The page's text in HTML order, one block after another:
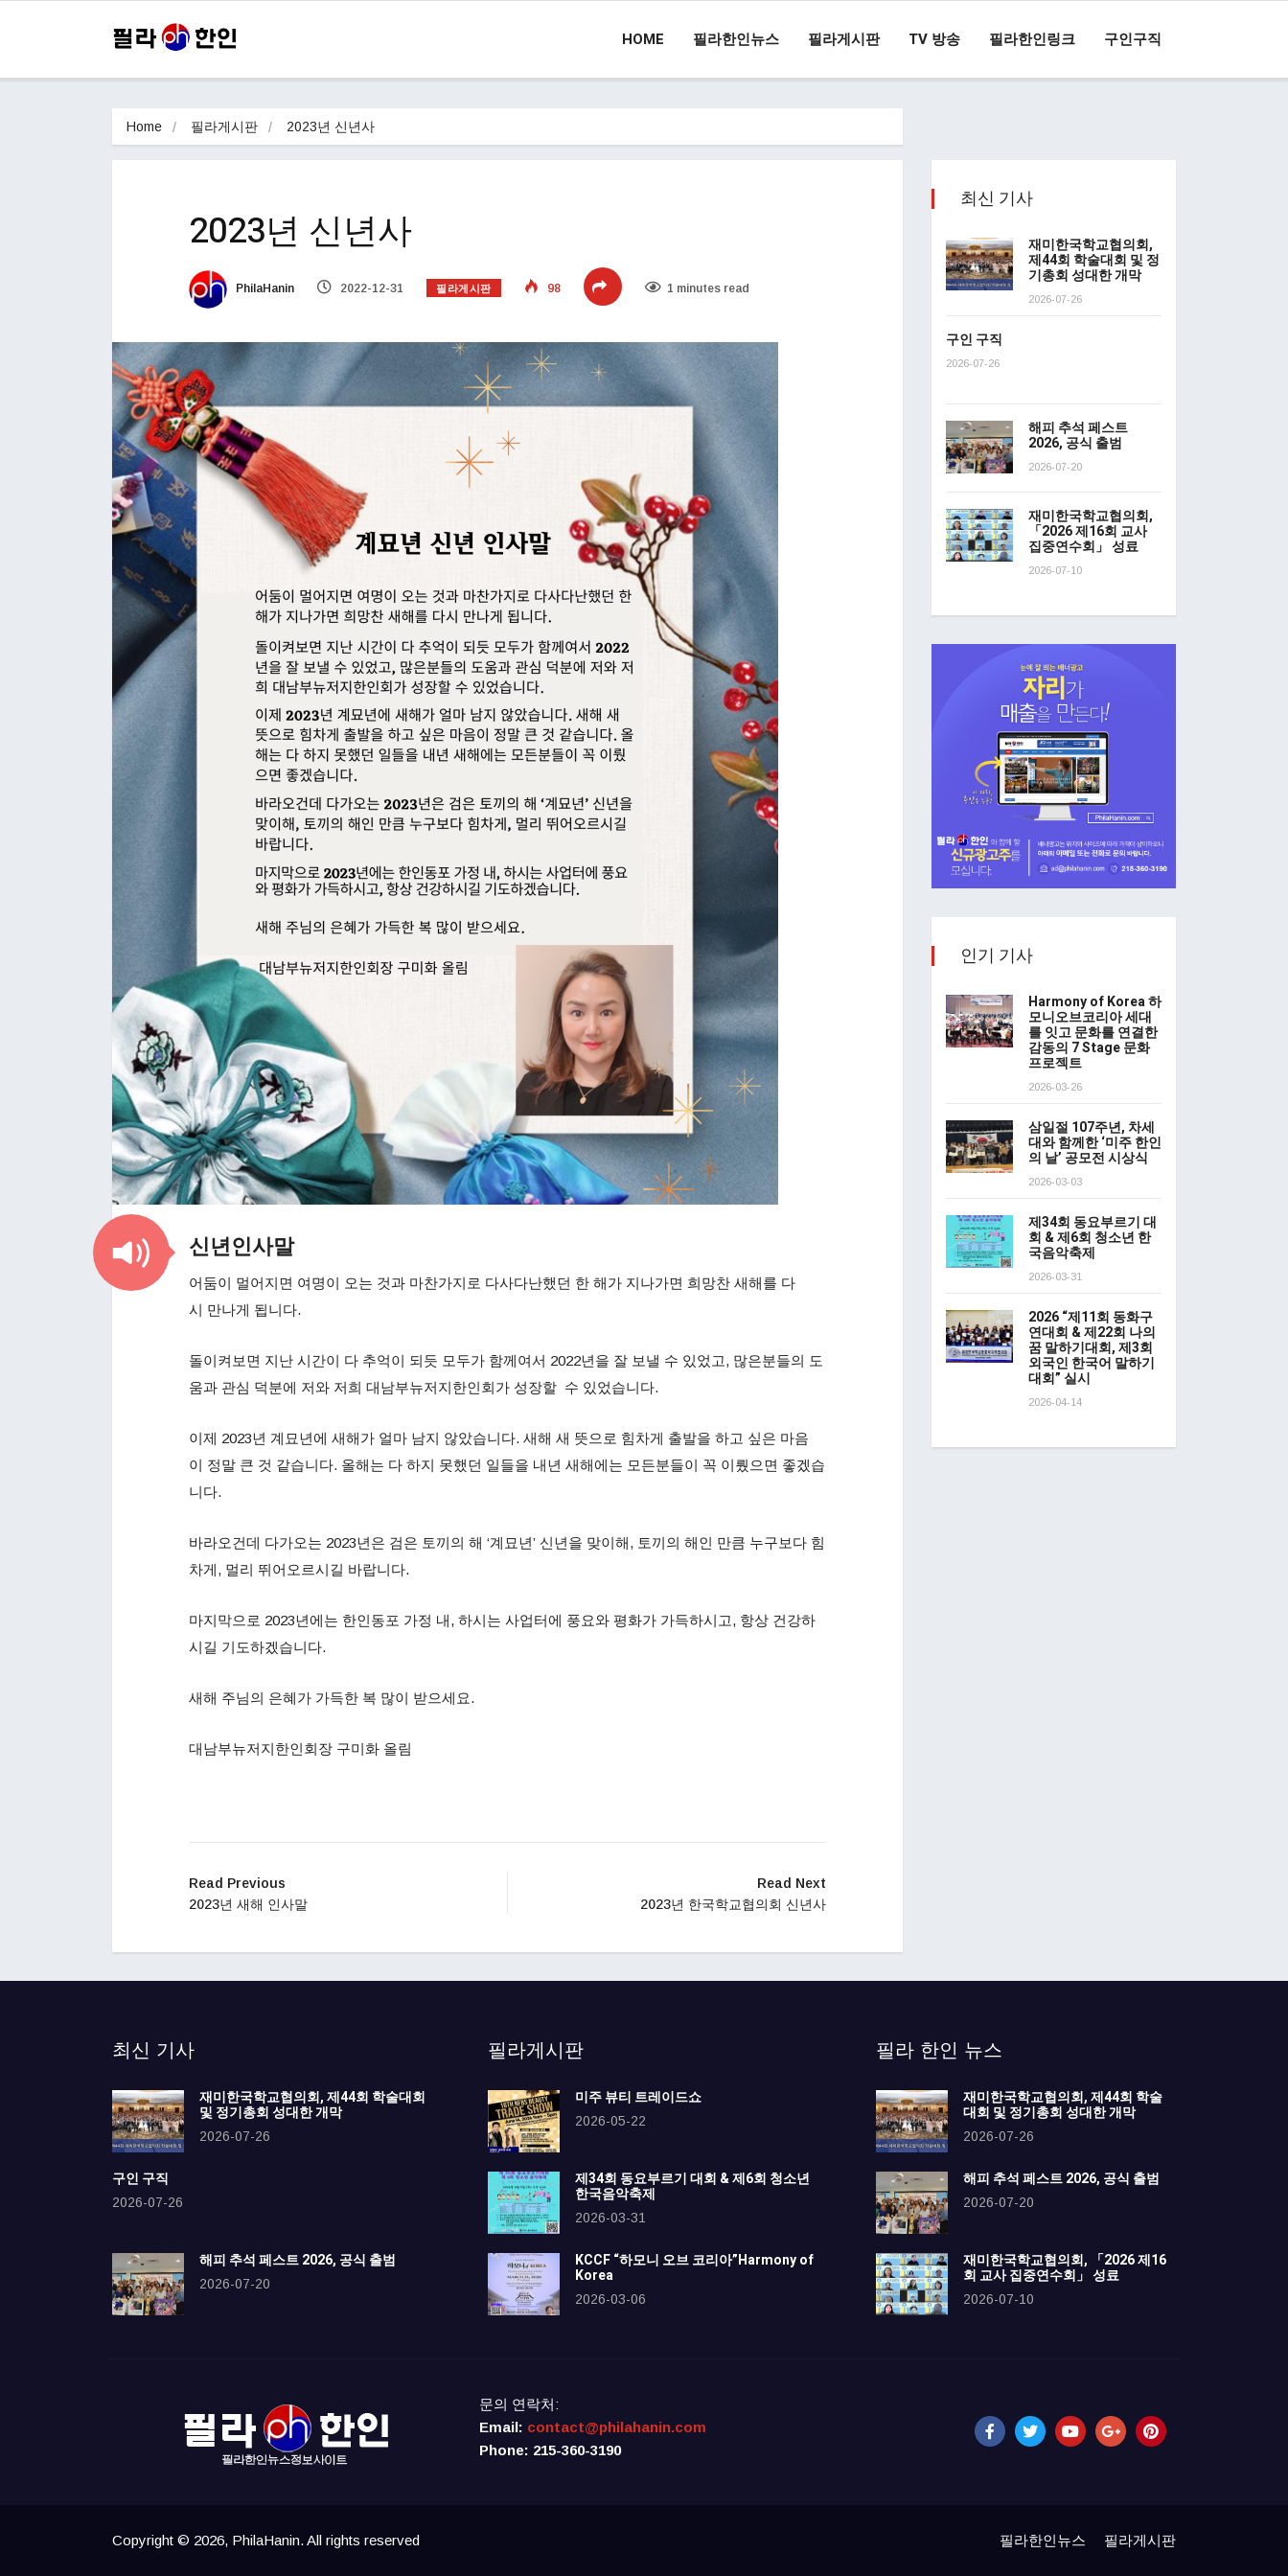
HOME 필라한인뉴스 필라게시판 TV 방송 필라한인링크 구인구직
Home 필라게시판 2023년 신년사
2023년 신년사
PhilaHanin 2022-12-31 필라게시판 98 1 minutes read
신년인사말
어둠이 멀어지면 여명이 오는 것과 마찬가지로 다사다난했던 한 해가 지나가면 희망찬 새해를 다
시 만나게 됩니다.
돌이켜보면 지난 시간이 다 추억이 되듯 모두가 함께여서 2022년을 잘 보낼 수 있었고, 많은분들의 도
움과 관심 덕분에 저와 저희 대남부뉴저지한인회가 성장할 수 있었습니다.
이제 2023년 계묘년에 새해가 얼마 남지 않았습니다. 새해 새 뜻으로 힘차게 출발을 하고 싶은 마음
이 정말 큰 것 같습니다. 올해는 다 하지 못했던 일들을 내년 새해에는 모든분들이 꼭 이뤘으면 좋겠습
니다.
바라오건데 다가오는 2023년은 검은 토끼의 해 ‘계묘년’ 신년을 맞이해, 토끼의 해인 만큼 누구보다 힘
차게, 멀리 뛰어오르시길 바랍니다.
마지막으로 2023년에는 한인동포 가정 내, 하시는 사업터에 풍요와 평화가 가득하시고, 항상 건강하
시길 기도하겠습니다.
새해 주님의 은혜가 가득한 복 많이 받으세요.
대남부뉴저지한인회장 구미화 올림
Read Previous
2023년 새해 인사말
Read Next
2023년 한국학교협의회 신년사
최신 기사
재미한국학교협의회,
제44회 학술대회 및 정
기총회 성대한 개막
2026-07-26
구인 구직
2026-07-26
해피 추석 페스트
2026, 공식 출범
2026-07-20
재미한국학교협의회,
「2026 제16회 교사
집중연수회」 성료
2026-07-10
인기 기사
Harmony of Korea 하
모니오브코리아 세대
를 잇고 문화를 연결한
감동의 7 Stage 문화
프로젝트
2026-03-26
삼일절 107주년, 차세
대와 함께한 ‘미주 한인
의 날’ 공모전 시상식
2026-03-03
제34회 동요부르기 대
회 & 제6회 청소년 한
국음악축제
2026-03-31
2026 “제11회 동화구
연대회 & 제22회 나의
꿈 말하기대회, 제3회
외국인 한국어 말하기
대회” 실시
2026-04-14
최신 기사
재미한국학교협의회, 제44회 학술대회
및 정기총회 성대한 개막
2026-07-26
구인 구직
2026-07-26
해피 추석 페스트 2026, 공식 출범
2026-07-20
필라게시판
미주 뷰티 트레이드쇼
2026-05-22
제34회 동요부르기 대회 & 제6회 청소년
한국음악축제
2026-03-31
KCCF “하모니 오브 코리아”Harmony of
Korea
2026-03-06
필라 한인 뉴스
재미한국학교협의회, 제44회 학술
대회 및 정기총회 성대한 개막
2026-07-26
해피 추석 페스트 2026, 공식 출범
2026-07-20
재미한국학교협의회, 「2026 제16
회 교사 집중연수회」 성료
2026-07-10
문의 연락처:
Email: contact@philahanin.com
Phone: 215-360-3190
Copyright © 2026, PhilaHanin. All rights reserved 필라한인뉴스 필라게시판